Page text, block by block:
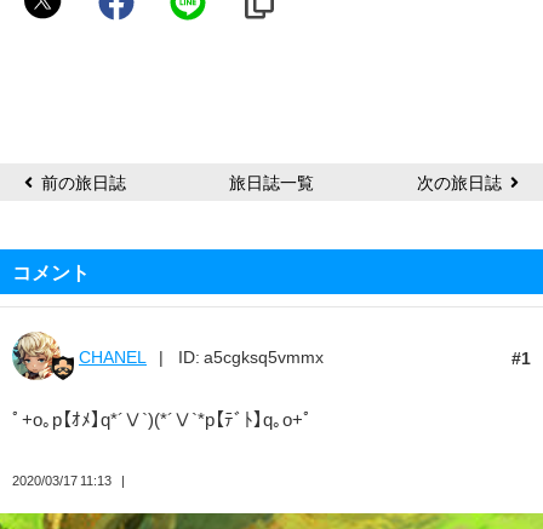
前の旅日誌 旅日誌一覧 次の旅日誌
コメント
1
CHANEL ID: a5cgksq5vmmx
ﾟ+o｡p【ｵﾒ】q*´Ⅴ`)(*´Ⅴ`*p【ﾃﾞﾄ】q｡o+ﾟ
2020/03/17 11:13